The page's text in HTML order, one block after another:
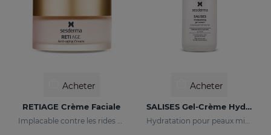
Acheter
RETIAGE Crème Faciale
Implacable contre les rides et doux avec votre peau
Acheter
SALISES Gel-Crème Hydratant
Hydratation pour peaux mixtes à tendance acnéique